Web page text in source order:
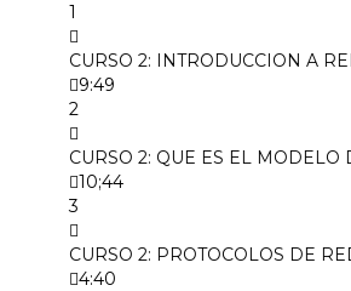
1
CURSO 2: INTRODUCCION A
9:49
2
CURSO 2: QUE ES EL MODELO
10;44
3
CURSO 2: PROTOCOLOS DE
4:40